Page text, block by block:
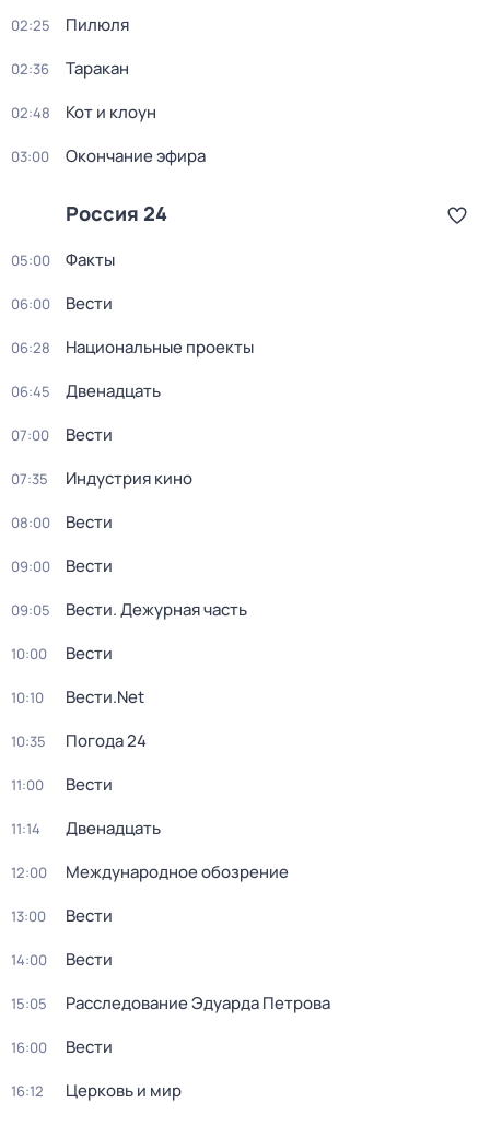
02:25 Пилюля
02:36 Таракан
02:48 Кот и клоун
03:00 Окончание эфира
Россия 24
05:00 Факты
06:00 Вести
06:28 Национальные проекты
06:45 Двенадцать
07:00 Вести
07:35 Индустрия кино
08:00 Вести
09:00 Вести
09:05 Вести. Дежурная часть
10:00 Вести
10:10 Вести.Net
10:35 Погода 24
11:00 Вести
11:14 Двенадцать
12:00 Международное обозрение
13:00 Вести
14:00 Вести
15:05 Расследование Эдуарда Петрова
16:00 Вести
16:12 Церковь и мир